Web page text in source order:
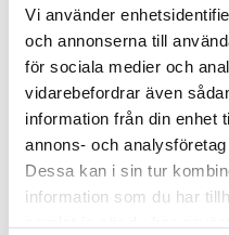
Vi använder
och annonserna till
för sociala medier och
vidarebefordrar även
information från din enhet
annons- och
Dessa kan i sin tur
information som du har
Vad visade
Resultatet av
som svarade på
alkoholberoende. Detta
behandling. Dessutom
större del av denna
stort. Det finns även en